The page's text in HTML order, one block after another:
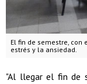
El fin de semestre,
estrés y la ansiedad.
"Al llegar el fin de